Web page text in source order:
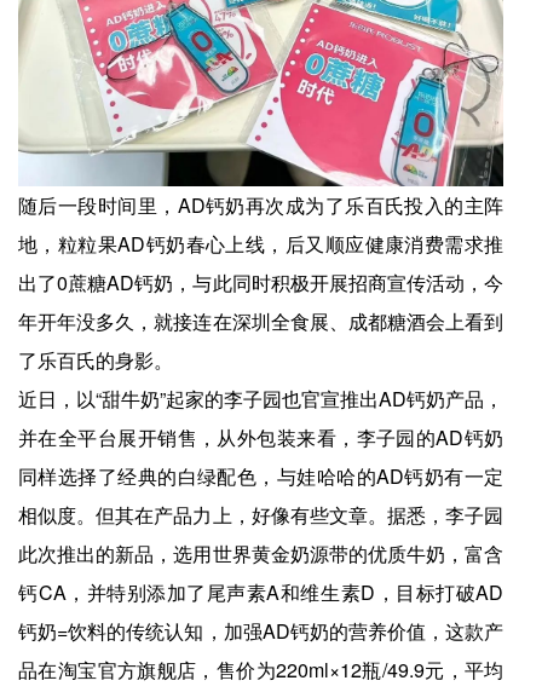
随后一段时间里，AD钙奶再次成为了乐百氏投入的主阵
地，粒粒果AD钙奶春心上线，后又顺应健康消费需求推
出了0蔗糖AD钙奶，与此同时积极开展招商宣传活动，今
年开年没多久，就接连在深圳全食展、成都糖酒会上看到
了乐百氏的身影。
近日，以“甜牛奶”起家的李子园也官宣推出AD钙奶产品，
并在全平台展开销售，从外包装来看，李子园的AD钙奶
同样选择了经典的白绿配色，与娃哈哈的AD钙奶有一定
相似度。但其在产品力上，好像有些文章。据悉，李子园
此次推出的新品，选用世界黄金奶源带的优质牛奶，富含
钙CA，并特别添加了尾声素A和维生素D，目标打破AD
钙奶=饮料的传统认知，加强AD钙奶的营养价值，这款产
品在淘宝官方旗舰店，售价为220ml×12瓶/49.9元，平均